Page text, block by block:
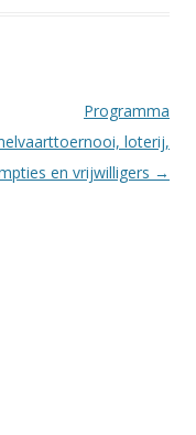
Programma
loterij,
en vrijwilligers →